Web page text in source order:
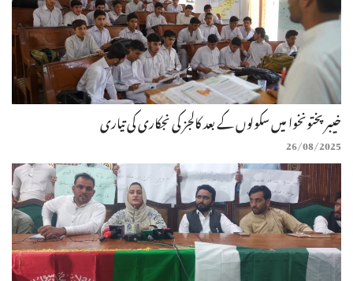
خیبرپختونخوا میں سکولوں کے بعد کالجز کی نجکاری کی تیاری
26/08/2025